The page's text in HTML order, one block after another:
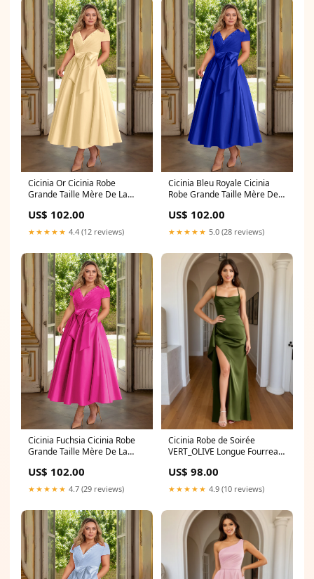
Cicinia Or Cicinia Robe
Grande Taille Mère De La
Satin Perlé Décolleté En V
Longueur Cheville Couleur:OR
US$ 102.00
★★★★★ 4.4 (12 reviews)
Cicinia Bleu Royale Cicinia
Robe Grande Taille Mère De
Satin Perlé Décolleté En V
Longueur Cheville
Couleur:BLEU_ROYALE
US$ 102.00
★★★★★ 5.0 (28 reviews)
Cicinia Fuchsia Cicinia Robe
Grande Taille Mère De La
Satin Perlé Décolleté En V
Longueur Cheville group-459
US$ 102.00
★★★★★ 4.7 (29 reviews)
Cicinia Robe de Soirée
VERT_OLIVE Longue Fourreau
Longueur Sol
Couleur:VERT_OLIVE
US$ 98.00
★★★★★ 4.9 (10 reviews)